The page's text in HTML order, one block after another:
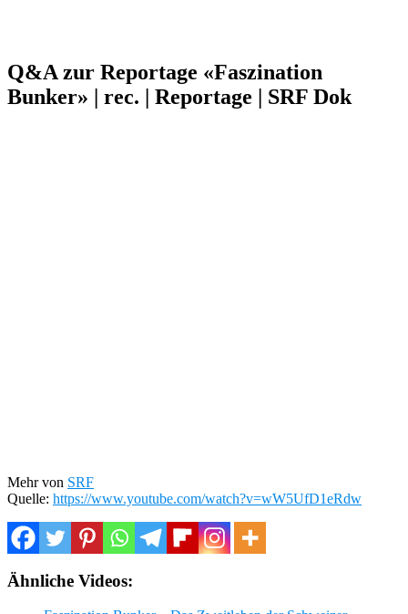
Q&A zur Reportage «Faszination
Bunker» | rec. | Reportage | SRF Dok
Mehr von SRF
Quelle: https://www.youtube.com/watch?v=wW5UfD1eRdw
Ähnliche Videos: